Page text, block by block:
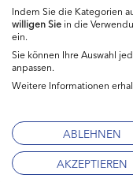
Indem Sie die Kategorien
willigenSie in die
ein.
Sie können Ihre Auswahl
anpassen.
Weitere Informationen
ABLEHNEN
AKZEPTIEREN